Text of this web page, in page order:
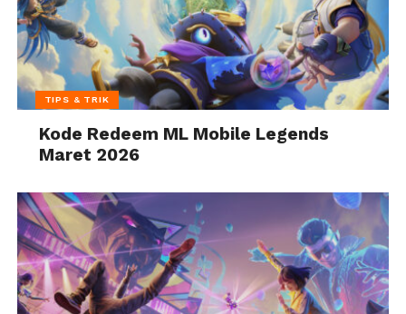
TIPS & TRIK
Kode Redeem ML Mobile Legends
Maret 2026